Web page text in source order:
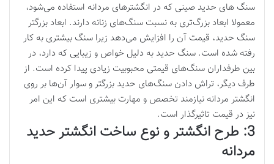
سنگ های حدید صینی که در انگشترهای مردانه استفاده می‌شود،
معمولا ابعاد بزرگ‌تری به نسبت سنگ‌های زنانه دارند. ابعاد بزرگتر
سنگ حدید، قیمت آن را افزایش می‌دهد زیرا سنگ بیشتری به کار
رفته شده است. سنگ حدید به دلیل خواص و زیبایی که دارد، در
بین طرفداران سنگ‌های قیمتی محبوبیت زیادی پیدا کرده است. از
طرف دیگر، تراش دادن سنگ‌های حدید بزرگتر و سوار آن‌ها بر روی
انگشتر مردانه نیازمند تخصص و مهارت بیشتری است که این امر
نیز در قیمت تاثیرگذار است.
3: طرح انگشتر و نوع ساخت انگشتر حدید
مردانه